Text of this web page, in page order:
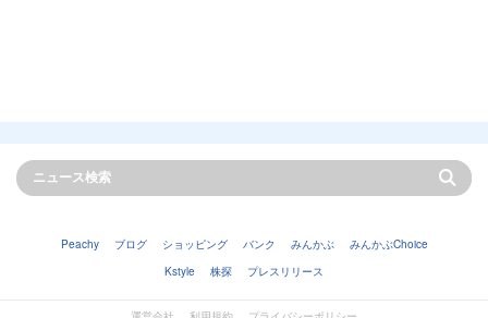
Peachy ブログ ショッピング バンク みんかぶ
みんかぶChoice
Kstyle
株探 プレスリリース